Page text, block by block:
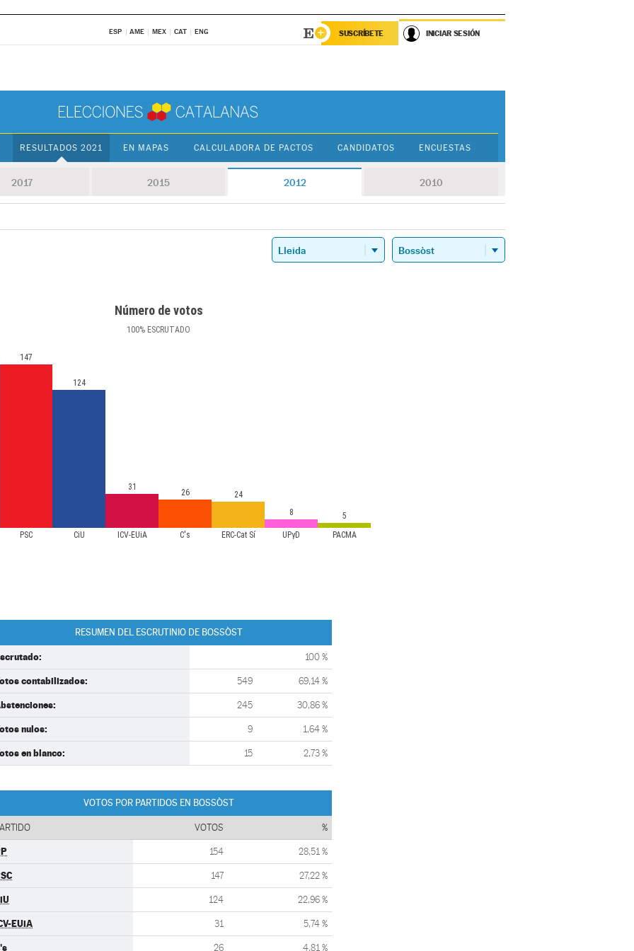
ESP AME MEX CAT ENG SUSCRÍBETE INICIAR SESIÓN
RESULTADOS 2021 EN MAPAS CALCULADORA DE PACTOS CANDIDATOS ENCUESTAS
2017 2015 2012 2010
Número de votos
100% ESCRUTADO
PSC CiU ICV-EUiA C's ERC-Cat Sí UPyD PACMA
147
124
31
26
24
8
5
RESUMEN DEL ESCRUTINIO DE BOSSÒST
100 %
contabilizados: 549 69,14 %
245 30,86 %
nulos: 9 1,64 %
en blanco: 15 2,73 %
VOTOS POR PARTIDOS EN BOSSÒST
VOTOS %
154 28,51 %
147 27,22 %
124 22,96 %
EUiA 31 5,74 %
26 4,81 %